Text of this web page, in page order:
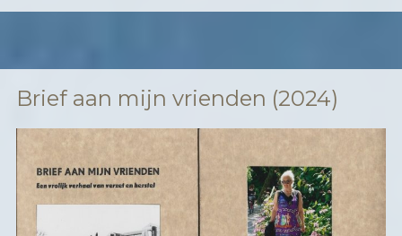
Brief aan mijn vrienden (2024)